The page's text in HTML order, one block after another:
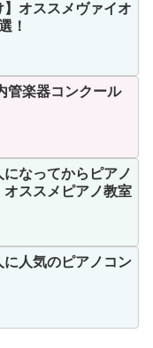
】オススメヴァイオ
！
管楽器コンクール
になってからピアノ
ススメピアノ教室
人気のピアノコン